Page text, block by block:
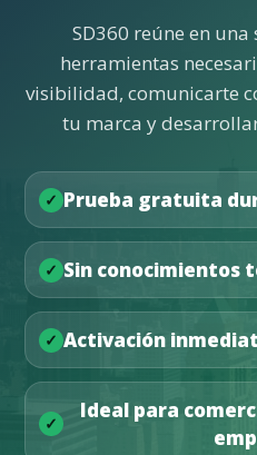
SD360 reúne en
herramientas
visibilidad, comunicarte
tu marca y
Prueba gratuita
Sin conocimientos
Activación
Ideal para